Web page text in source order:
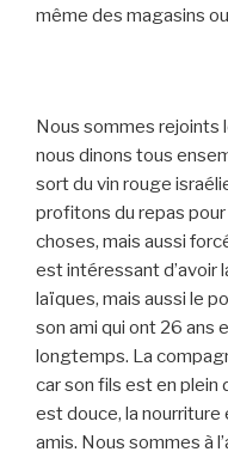
même des magasins
Nous sommes rejoints
nous dinons tous
sort du vin rouge
profitons du repas
choses, mais aussi
est intéressant d’avoir
laïques, mais aussi le
son ami qui ont 26 ans
longtemps. La
car son fils est en plein
est douce, la
amis. Nous sommes à